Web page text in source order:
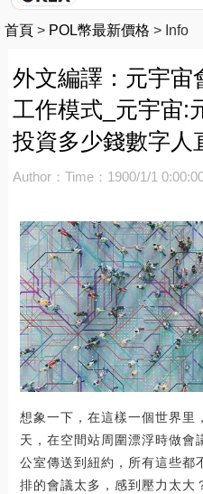
首頁 > POL幣最新價格 > Info
外文編譯：元宇宙
工作模式_元宇宙:
投資多少錢數字人
Author： Time：1900/1/1
想象一下，在這樣一個世界里
天，在空間站周圍漂浮時做會
公室傳送到紐約，所有這些都
排的會議太多，感到壓力太大